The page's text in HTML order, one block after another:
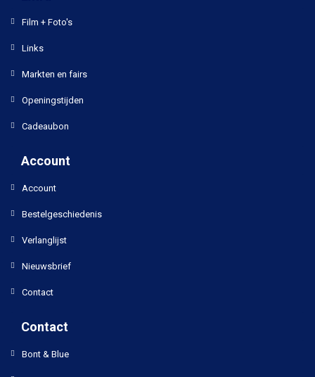
Film + Foto's
Links
Markten en fairs
Openingstijden
Cadeaubon
Account
Account
Bestelgeschiedenis
Verlanglijst
Nieuwsbrief
Contact
Contact
Bont & Blue